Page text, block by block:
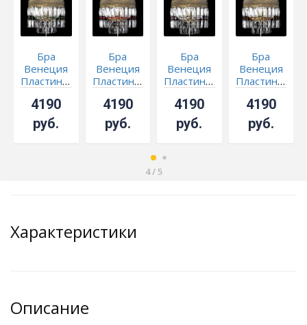
Бра
Венеция
Пластинка
бронзу
Зеленая
4190
руб.
Бра
Венеция
Пластинка
бронзу
Красная
4190
руб.
Бра
Венеция
Пластинка
бронзу
Розовая
4190
руб.
Бра
Венеция
Пластинка
бронзу
Чайная
4190
руб.
4/5
Характеристики
Описание